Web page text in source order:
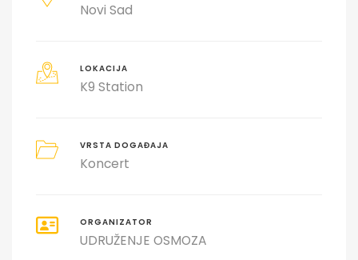
Novi Sad
LOKACIJA
K9 Station
VRSTA DOGAĐAJA
Koncert
ORGANIZATOR
UDRUŽENJE OSMOZA